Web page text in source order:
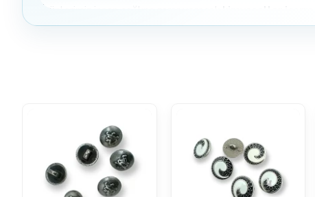
Ürünlerimiz insan sağlına zarar verecek
Ürünlerimizin hammaddesi zamak metaldir. Bu metal
Ürünlerimiz ile herhangi bir sorun yaşarsanız, kargolama
Neredeyse her gün yeni modellerimizi buraya yüklemeye
Ürünlerimize gösterdiğiniz ilgi için teşekkür ederiz, hayırlı
25 Yılı aşkın süredir Uygun Maliyetli Tekstil
ve yerel perakende mağazalarınızın çok altında yeni